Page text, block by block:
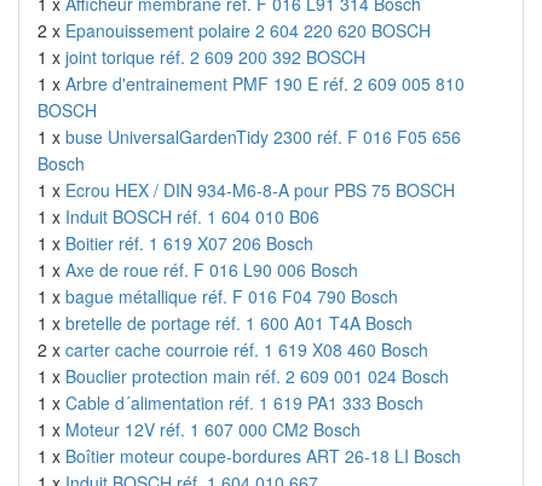
2 x Epanouissement polaire 2 604 220 620 BOSCH
1 x joint torique réf. 2 609 200 392 BOSCH
1 x Arbre d'entrainement PMF 190 E réf. 2 609 005 810
BOSCH
1 x buse UniversalGardenTidy 2300 réf. F 016 F05 656
Bosch
1 x Ecrou HEX / DIN 934-M6-8-A pour PBS 75 BOSCH
1 x Induit BOSCH réf. 1 604 010 B06
1 x Boitier réf. 1 619 X07 206 Bosch
1 x Axe de roue réf. F 016 L90 006 Bosch
1 x bague métallique réf. F 016 F04 790 Bosch
1 x bretelle de portage réf. 1 600 A01 T4A Bosch
2 x carter cache courroie réf. 1 619 X08 460 Bosch
1 x Bouclier protection main réf. 2 609 001 024 Bosch
1 x Cable d´alimentation réf. 1 619 PA1 333 Bosch
1 x Moteur 12V réf. 1 607 000 CM2 Bosch
1 x Boîtier moteur coupe-bordures ART 26-18 LI Bosch